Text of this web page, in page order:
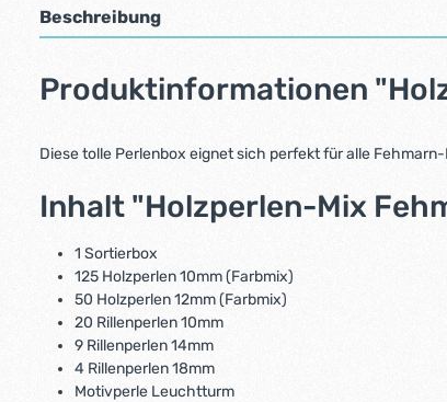
Beschreibung
Produktinformationen
Diese tolle Perlenbox eignet sich perfekt für alle
Inhalt "Holzperlen-Mix
1 Sortierbox
125 Holzperlen 10mm (Farbmix)
50 Holzperlen 12mm (Farbmix)
20 Rillenperlen 10mm
9 Rillenperlen 14mm
4 Rillenperlen 18mm
Motivperle Leuchtturm